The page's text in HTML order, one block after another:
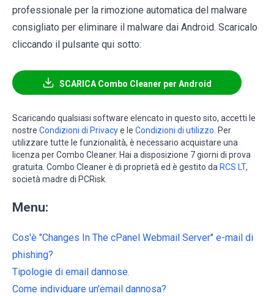
professionale per la rimozione automatica del malware
consigliato per eliminare il malware dai Android. Scaricalo
cliccando il pulsante qui sotto:
SCARICA Combo Cleaner per Android
Scaricando qualsiasi software elencato in questo sito, accetti le
nostre Condizioni di Privacye le Condizioni di utilizzo. Per
utilizzare tutte le funzionalità, è necessario acquistare una
licenza per Combo Cleaner. Hai a disposizione 7 giorni di prova
gratuita. Combo Cleaner è di proprietà ed è gestito da RCS LT,
società madre di PCRisk.
Menu:
Cos'è "Changes In The cPanel Webmail Server" e-mail di
phishing?
Tipologie di email dannose.
Come individuare un'email dannosa?